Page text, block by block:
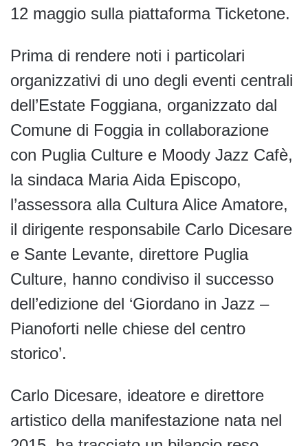
12 maggio sulla piattaforma Ticketone.
Prima di rendere noti i particolari
organizzativi di uno degli eventi centrali
dell’Estate Foggiana, organizzato dal
Comune di Foggia in collaborazione
con Puglia Culture e Moody Jazz Cafè,
la sindaca Maria Aida Episcopo,
l’assessora alla Cultura Alice Amatore,
il dirigente responsabile Carlo Dicesare
e Sante Levante, direttore Puglia
Culture, hanno condiviso il successo
dell’edizione del ‘Giordano in Jazz –
Pianoforti nelle chiese del centro
storico’.
Carlo Dicesare, ideatore e direttore
artistico della manifestazione nata nel